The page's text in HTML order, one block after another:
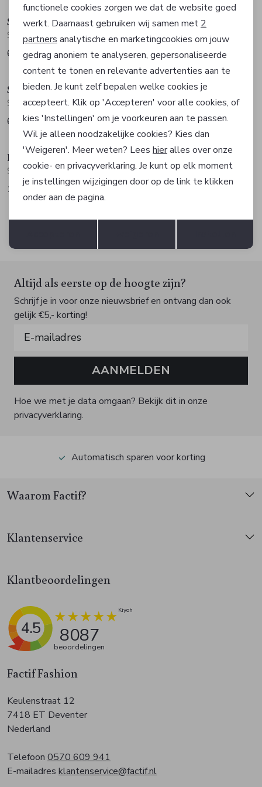
Supply en Co
Sweater
65,97 109,95
Supply en Co
Sweater
65,97 109,95
Sale
Supply en Co
Sweater
65,97 109,95
Replay
Sweater
77,40 129,00
Hugo Boss
Sweater
159,95
Altijd als eerste op de hoogte zijn?
Schrijf je in voor onze nieuwsbrief en ontvang dan ook
gelijk €5,- korting!
AANMELDEN
Hoe we met je data omgaan? Bekijk dit in onze
privacyverklaring.
Automatisch sparen voor korting
Factif Fashion
Keulenstraat 12
7418 ET Deventer
Nederland
Telefoon 0570 609 941
E-mailadres klantenservice@factif.nl
Waarom Factif?
Klantenservice
Klantbeoordelingen
4.5 8087
beoordelingen
Analytische cookies
Marketing cookies
Terug Opslaan
functionele cookies zorgen we dat de website goed
werkt. Daarnaast gebruiken wij samen met 2
partners analytische en marketingcookies om jouw
gedrag anoniem te analyseren, gepersonaliseerde
content te tonen en relevante advertenties aan te
bieden. Je kunt zelf bepalen welke cookies je
accepteert. Klik op 'Accepteren' voor alle cookies, of
kies 'Instellingen' om je voorkeuren aan te passen.
Wil je alleen noodzakelijke cookies? Kies dan
'Weigeren'. Meer weten? Lees hieralles over onze
cookie- en privacyverklaring. Je kunt op elk moment
je instellingen wijzigingen door op de link te klikken
onder aan de pagina.